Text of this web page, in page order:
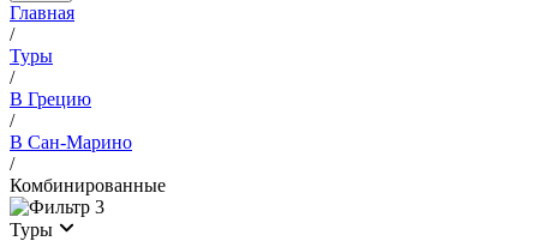
Главная
/
Туры
/
В Грецию
/
В Сан-Марино
/
Комбинированные
3
Туры